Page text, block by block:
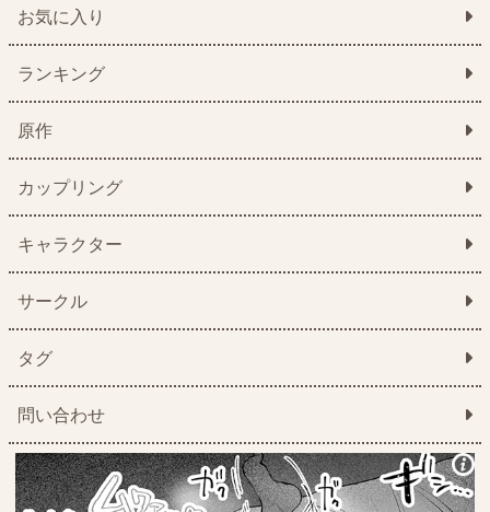
お気に入り
ランキング
原作
カップリング
キャラクター
サークル
タグ
問い合わせ